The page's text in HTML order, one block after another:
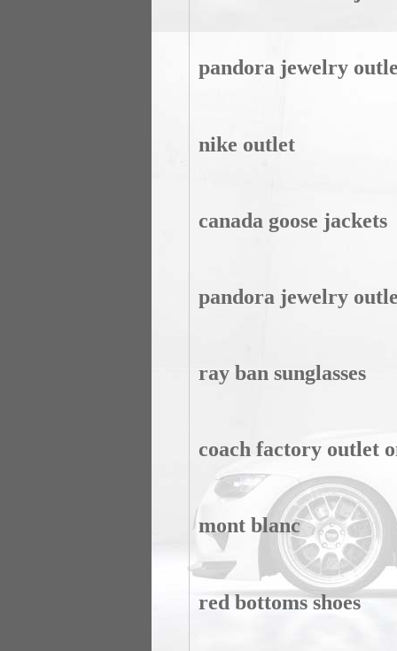
pandora jewelry
nike outlet
canada goose jackets
pandora jewelry
ray ban sunglasses
coach factory outlet
mont blanc
red bottoms shoes